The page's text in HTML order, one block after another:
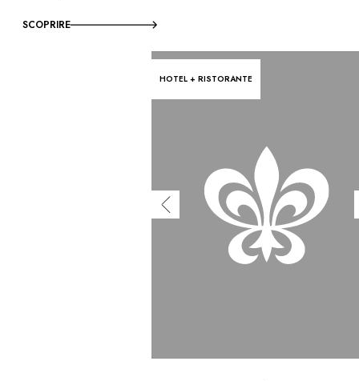
SCOPRIRE
HOTEL + RISTORANTE